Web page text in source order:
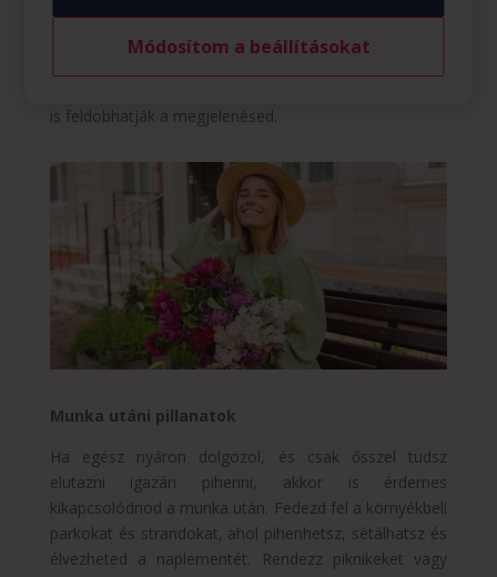
olyan szempillaspirált és szemceruzát, amik vízállóak,
nehogy elfolyjon a sminked egy nagyon meleg nap
is feldobhatják a megjelenésed.
Munka utáni pillanatok
Ha egész nyáron dolgozol, és csak ősszel tudsz
elutazni igazán pihenni, akkor is érdemes
kikapcsolódnod a munka után. Fedezd fel a környékbeli
parkokat és strandokat, ahol pihenhetsz, sétálhatsz és
élvezheted a naplementét. Rendezz piknikeket vagy
Módosítom a beállításokat